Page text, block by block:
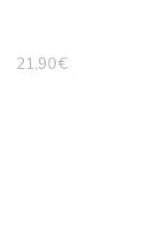
21,90€